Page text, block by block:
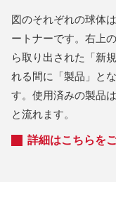
図のそれぞれの球体
ートナーです。右上
ら取り出された「新
れる間に「製品」と
す。使用済みの製品
と流れます。
詳細はこちらを